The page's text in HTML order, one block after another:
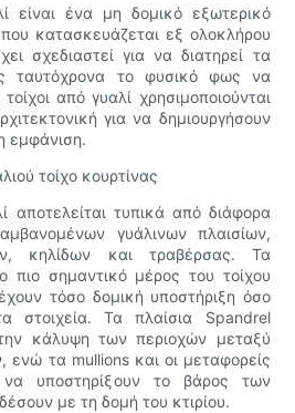
είναι ένα μη δομικό εξωτερικό
κατασκευάζεται εξ ολοκλήρου
σχεδιαστεί για να διατηρεί τα
ταυτόχρονα το φυσικό φως να
από γυαλί χρησιμοποιούνται
για να δημιουργήσουν
εμφάνιση.
τοίχο κουρτίνας
αποτελείται τυπικά από διάφορα
γυάλινων πλαισίων,
κηλίδων και τραβέρσας. Τα
πιο σημαντικό μέρος του τοίχου
τόσο δομική υποστήριξη όσο
στοιχεία. Τα πλαίσια Spandrel
την κάλυψη των περιοχών μεταξύ
ενώ τα mullions και οι μεταφορείς
να υποστηρίξουν το βάρος των
με τη δομή του κτιρίου.